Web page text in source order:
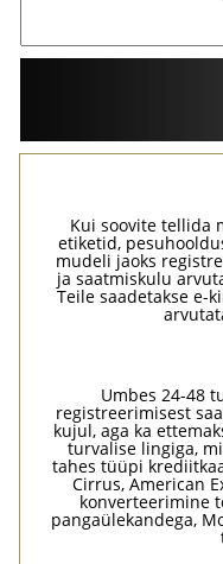
Kui soovite tellida
etiketid,
mudeli jaoks
ja saatmiskulu
Teile saadetakse e-
Umbes 24-48
registreerimisest
kujul, aga ka
turvalise lingiga,
tahes tüüpi
Cirrus, American
konverteerimine
pangaülekandega,